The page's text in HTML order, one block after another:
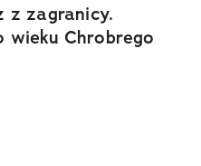
z zagranicy.
wieku Chrobrego